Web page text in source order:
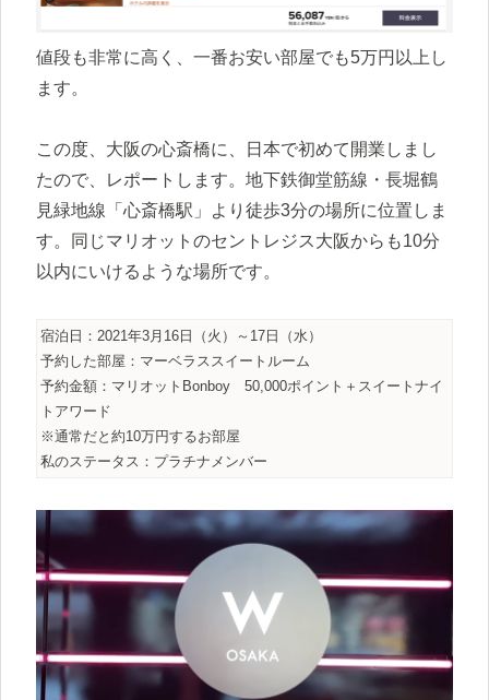
値段も非常に高く、一番お安い部屋でも5万円以上し
ます。
この度、大阪の心斎橋に、日本で初めて開業しまし
たので、レポートします。地下鉄御堂筋線・長堀鶴
見緑地線「心斎橋駅」より徒歩3分の場所に位置しま
す。同じマリオットのセントレジス大阪からも10分
以内にいけるような場所です。
宿泊日：2021年3月16日（火）～17日（水）
予約した部屋：マーベラススイートルーム
予約金額：マリオットBonboy 50,000ポイント＋スイートナイ
トアワード
※通常だと約10万円するお部屋
私のステータス：プラチナメンバー